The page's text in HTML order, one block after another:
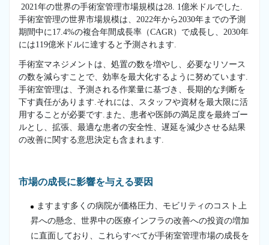
2021年の世界の手術室管理市場規模は28. 1億米ドルでした.
手術室管理の世界市場規模は、2022年から2030年までの予測
期間中に17.4%の複合年間成長率（CAGR）で成長し、2030年
には119億米ドルに達すると予測されます.
手術室マネジメントは、処置の数を増やし、必要なリソース
の数を減らすことで、効率を最大化するように努めています.
手術室管理は、予測される作業量に基づき、長期的な判断を
下す責任があります.それには、スタッフや資材を最大限に活
用することが必要です.また、患者や医師の満足度を最終ゴー
ルとし、拡張、最適な患者の安全性、遅延を減少させる結果
の改善に関する意思決定も含まれます.
市場の成長に影響を与える要因
ますます多くの病院が価格圧力、モビリティのコスト上
昇への懸念、世界中の医療インフラの改善への投資の増加
に直面しており、これらすべてが手術室管理市場の成長を